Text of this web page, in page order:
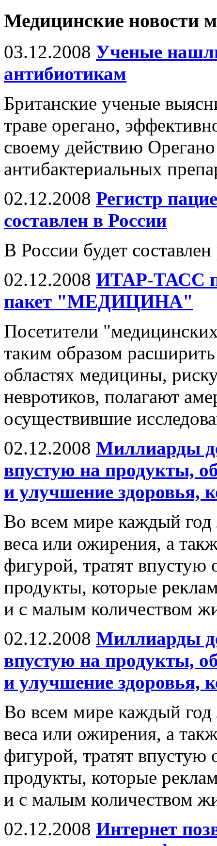
Медицинские новости
03.12.2008 Ученые
антибиотикам
Британские ученые
траве орегано,
своему действию
антибактериальных
02.12.2008 Регистр
составлен в России
В России будет
02.12.2008 ИТАР-ТАСС
пакет "МЕДИЦИНА"
Посетители
таким образом
областях медицины,
невротиков, полагают
осуществившие
02.12.2008 Миллиарды
впустую на продукты,
и улучшение здоровья,
Во всем мире каждый
веса или ожирения, а
фигурой, тратят
продукты, которые
и с малым количеством
02.12.2008 Миллиарды
впустую на продукты,
и улучшение здоровья,
Во всем мире каждый
веса или ожирения, а
фигурой, тратят
продукты, которые
и с малым количеством
02.12.2008 Интернет